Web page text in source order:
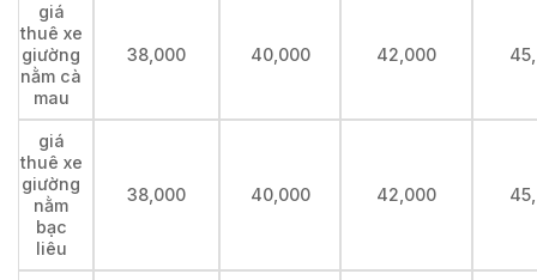
giá
thuê xe
giường
nằm cà
mau
38,000 40,000 42,000
giá
thuê xe
giường
nằm
bạc
liêu
38,000 40,000 42,000